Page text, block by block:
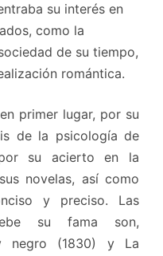
su interés en
como la
de su tiempo,
romántica.
primer lugar, por su
de la psicología de
su acierto en la
novelas, así como
y preciso. Las
su fama son,
negro (1830) y La